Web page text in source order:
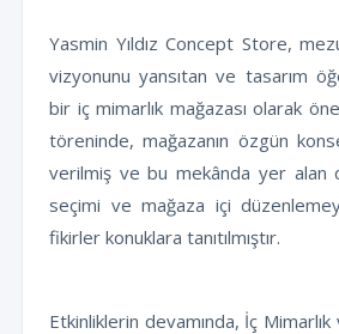
Yasmin Yıldız Concept Store,
vizyonunu yansıtan ve tasarım
bir iç mimarlık mağazası olarak öne
töreninde, mağazanın özgün
verilmiş ve bu mekânda yer alan
seçimi ve mağaza içi
fikirler konuklara tanıtılmıştır.
Etkinliklerin devamında, İç Mimarlık